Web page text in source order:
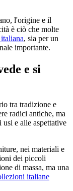
l'origine e il
è ciò che molte
, sia per un
importante.
e si
tra tradizione e
radici antiche, ma
e alle aspettative
nei materiali e
dei piccoli
di massa, ma una
italiane